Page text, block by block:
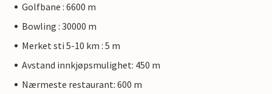
Golfbane : 6600 m
Bowling : 30000 m
Merket sti 5-10 km : 5 m
Avstand innkjøpsmulighet: 450 m
Nærmeste restaurant: 600 m